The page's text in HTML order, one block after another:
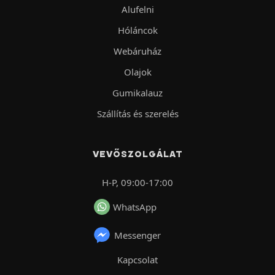
Alufelni
Hóláncok
Webáruház
Olajok
Gumikalauz
Szállítás és szerelés
VEVŐSZOLGÁLAT
H-P, 09:00-17:00
WhatsApp
Messenger
Kapcsolat